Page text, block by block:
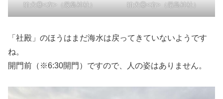
狛犬③<左>（厳島神社） 狛犬③<右>（厳島神社）
「社殿」のほうはまだ海水は戻ってきていないようです
ね。
開門前（※6:30開門）ですので、人の姿はありません。